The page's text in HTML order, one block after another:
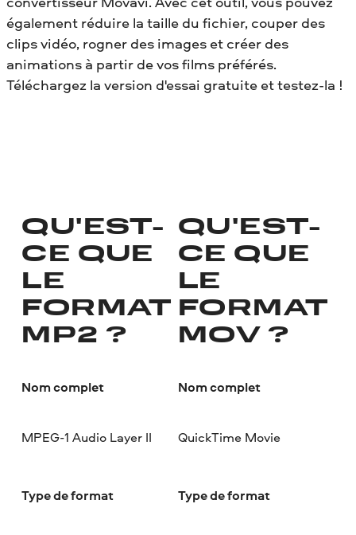
également réduire la taille du fichier, couper des
clips vidéo, rogner des images et créer des
animations à partir de vos films préférés.
Téléchargez la version d'essai gratuite et testez-la !
QU'EST-
CE QUE
LE
FORMAT
MP2 ?
Nom complet
MPEG-1 Audio Layer II
Type de format
QU'EST-
CE QUE
LE
FORMAT
MOV ?
Nom complet
QuickTime Movie
Type de format